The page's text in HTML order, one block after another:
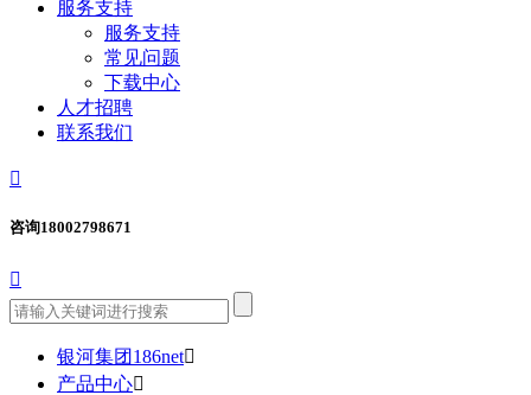
服务支持
服务支持
常见问题
下载中心
人才招聘
联系我们

咨询18002798671

银河集团186net
产品中心